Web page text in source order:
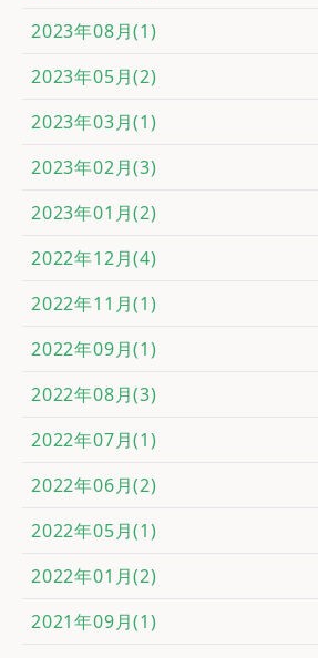
2023年08月(1)
2023年05月(2)
2023年03月(1)
2023年02月(3)
2023年01月(2)
2022年12月(4)
2022年11月(1)
2022年09月(1)
2022年08月(3)
2022年07月(1)
2022年06月(2)
2022年05月(1)
2022年01月(2)
2021年09月(1)